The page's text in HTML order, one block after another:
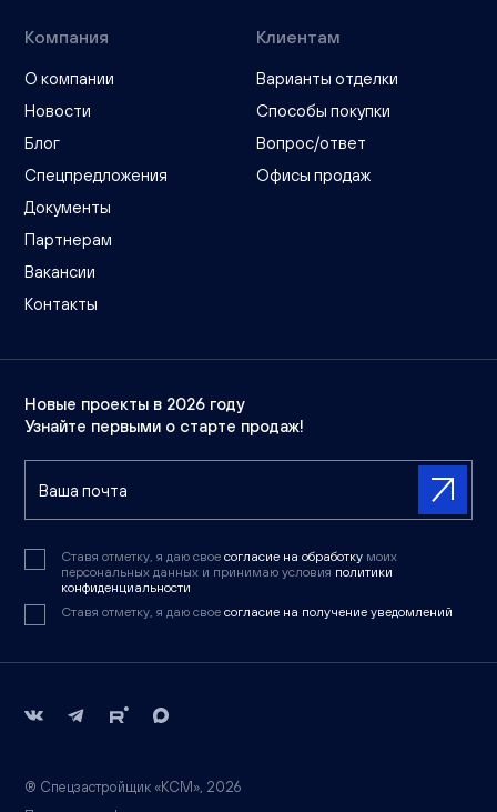
Компания
О компании
Новости
Блог
Спецпредложения
Документы
Партнерам
Вакансии
Контакты
Клиентам
Варианты отделки
Способы покупки
Вопрос/ответ
Офисы продаж
Новые проекты в 2026 году
Узнайте первыми о старте продаж!
Ставя отметку, я даю свое согласие на обработку моих
персональных данных и принимаю условия политики
конфиденциальности
Ставя отметку, я даю свое согласие на получение уведомлений
® Спецзастройщик «КСМ», 2026